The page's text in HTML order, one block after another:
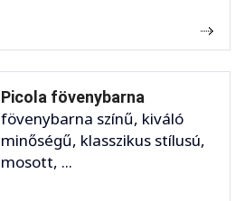
Picola fövenybarna
fövenybarna színű, kiváló
minőségű, klasszikus stílusú,
mosott, ...